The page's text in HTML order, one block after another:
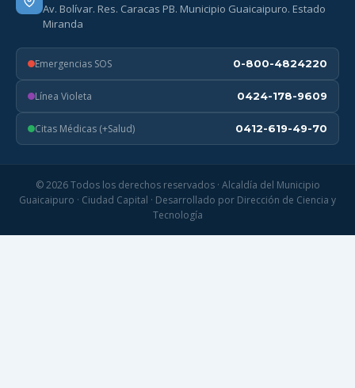
Av. Bolívar. Res. Caracas PB. Municipio Guaicaipuro. Estado
Miranda
Emergencias SOS 0-800-4824220
Línea Violeta 0424-178-9609
Citas Médicas (+Salud) 0412-619-49-70
© 2026 Todos los derechos reservados · Alcaldía del Municipio
Guaicaipuro · Ciudad Capital · Desarrollado por Dirección de Ciencia y
Tecnología